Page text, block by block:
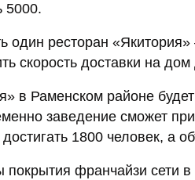
5000.
один ресторан
скорость доставки на
в Раменском районе
заведение сможет
1800 человек, а
франчайзи сети